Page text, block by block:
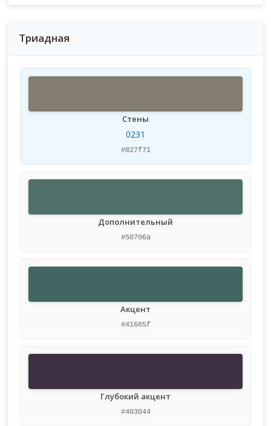
Триадная
Стены
0231
#827f71
Дополнительный
#50706a
Акцент
#41665f
Глубокий акцент
#403044